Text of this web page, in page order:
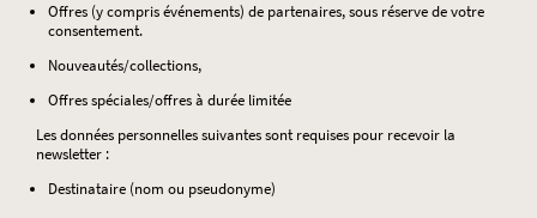
Offres (y compris événements) de partenaires, sous réserve de votre
consentement.
Nouveautés/collections,
Offres spéciales/offres à durée limitée
Les données personnelles suivantes sont requises pour recevoir la
newsletter :
Destinataire (nom ou pseudonyme)